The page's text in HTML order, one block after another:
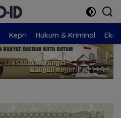
Kepri Hukum & Kriminal